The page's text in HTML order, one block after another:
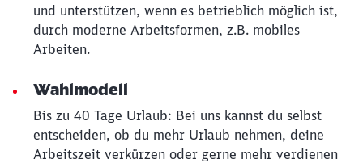
und unterstützen, wenn es betrieblich möglich ist,
durch moderne Arbeitsformen, z.B. mobiles
Arbeiten.
Wahlmodell
Bis zu 40 Tage Urlaub: Bei uns kannst du selbst
entscheiden, ob du mehr Urlaub nehmen, deine
Arbeitszeit verkürzen oder gerne mehr verdienen